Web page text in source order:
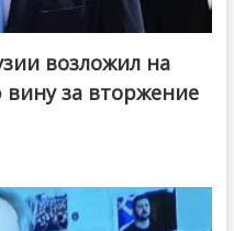
возложил на
за вторжение